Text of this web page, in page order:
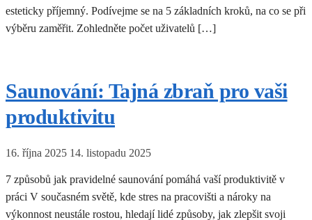
esteticky příjemný. Podívejme se na 5 základních kroků, na co se při
výběru zaměřit. Zohledněte počet uživatelů […]
Saunování: Tajná zbraň pro vaši
produktivitu
16. října 2025 14. listopadu 2025
7 způsobů jak pravidelné saunování pomáhá vaší produktivitě v
práci V současném světě, kde stres na pracovišti a nároky na
výkonnost neustále rostou, hledají lidé způsoby, jak zlepšit svoji